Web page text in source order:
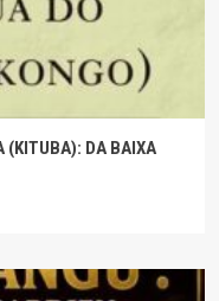
(KITUBA): DA BAIXA